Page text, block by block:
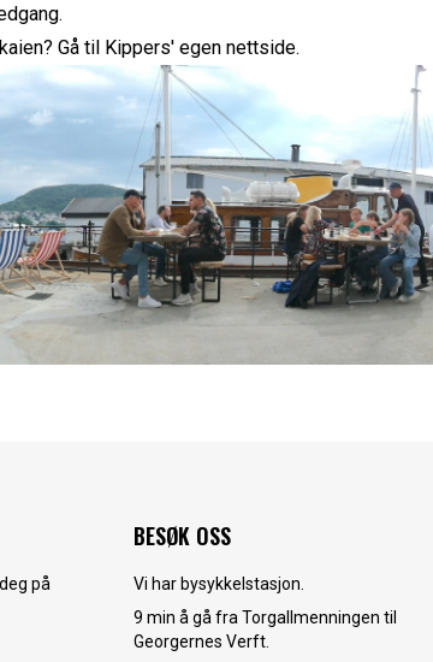
Gå til Kippers' egen nettside.
på
BESØK OSS
Vi har bysykkelstasjon.
9 min å gå fra Torgallmenningen til
Georgernes Verft.